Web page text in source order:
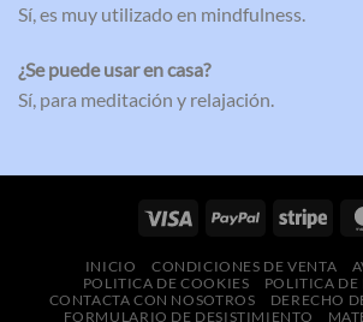
Sí, es muy utilizado en mindfulness.
¿Se puede usar en casa?
Sí, para meditación y relajación.
INICIO CONDICIONES DE VENTA
POLITICA DE COOKIES
POLITICA
CONTACTA CON NOSOTROS
DERECHO
FORMULARIO DE DESISTIMIENTO